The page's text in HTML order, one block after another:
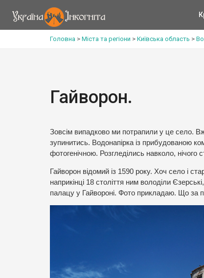
Головна > Міста та регіони > Київська область >
Гайворон.
Зовсім випадково ми потрапили у це село.
зупинитись. Водонапірка із прибудованою
фотогенічною. Розгледілись навколо, нічого
Гайворон відомий із 1590 року. Хоч село і
наприкінці 18 століття ним володіли
палацу у Гайвороні. Фото прикладаю. Що за